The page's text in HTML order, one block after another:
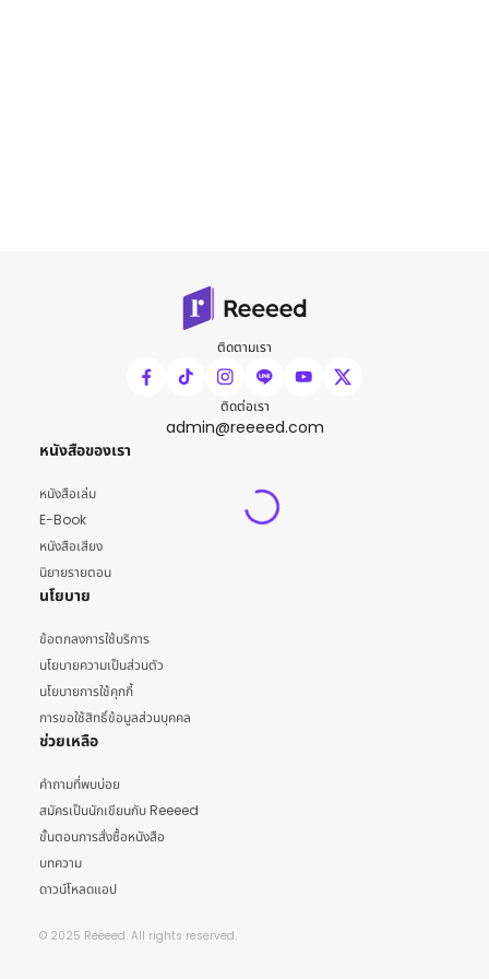
ติดตามเรา
ติดต่อเรา
admin@reeeed.com
หนังสือของเรา
หนังสือเล่ม
E-Book
หนังสือเสียง
นิยายรายตอน
นโยบาย
ข้อตกลงการใช้บริการ
นโยบายความเป็นส่วนตัว
นโยบายการใช้คุกกี้
การขอใช้สิทธิ์ข้อมูลส่วนบุคคล
ช่วยเหลือ
คำถามที่พบบ่อย
สมัครเป็นนักเขียนกับ Reeeed
ขั้นตอนการสั่งซื้อหนังสือ
บทความ
ดาวน์โหลดแอป
© 2025 Reeeed. All rights reserved.